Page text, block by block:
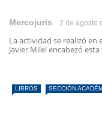
Mercojuris 2 de agosto
La actividad se realizó en
Javier Milei encabezó
LIBROS SECCIÓN